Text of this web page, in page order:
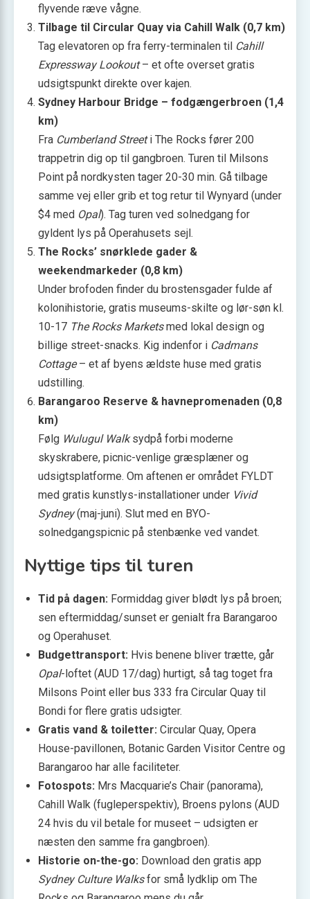
flyvende ræve vågne.
Tilbage til Circular Quay via Cahill Walk (0,7 km)
Tag elevatoren op fra ferry-terminalen til Cahill
Expressway Lookout– et ofte overset gratis
udsigtspunkt direkte over kajen.
Sydney Harbour Bridge – fodgængerbroen (1,4
km)
Fra Cumberland Streeti The Rocks fører 200
trappetrin dig op til gangbroen. Turen til Milsons
Point på nordkysten tager 20-30 min. Gå tilbage
samme vej eller grib et tog retur til Wynyard (under
$4 med Opal). Tag turen ved solnedgang for
gyldent lys på Operahusets sejl.
The Rocks’ snørklede gader &
weekendmarkeder (0,8 km)
Under brofoden finder du brostensgader fulde af
kolonihistorie, gratis museums-skilte og lør-søn kl.
10-17 The Rocks Marketsmed lokal design og
billige street-snacks. Kig indenfor i Cadmans
Cottage– et af byens ældste huse med gratis
udstilling.
Barangaroo Reserve & havnepromenaden (0,8
km)
Følg Wulugul Walksydpå forbi moderne
skyskrabere, picnic-venlige græsplæner og
udsigtsplatforme. Om aftenen er området FYLDT
med gratis kunstlys-installationer under Vivid
Sydney(maj-juni). Slut med en BYO-
solnedgangspicnic på stenbænke ved vandet.
Nyttige tips til turen
Tid på dagen: Formiddag giver blødt lys på broen;
sen eftermiddag/sunset er genialt fra Barangaroo
og Operahuset.
Budgettransport: Hvis benene bliver trætte, går
Opal-loftet (AUD 17/dag) hurtigt, så tag toget fra
Milsons Point eller bus 333 fra Circular Quay til
Bondi for flere gratis udsigter.
Gratis vand & toiletter: Circular Quay, Opera
House-pavillonen, Botanic Garden Visitor Centre og
Barangaroo har alle faciliteter.
Fotospots: Mrs Macquarie’s Chair (panorama),
Cahill Walk (fugleperspektiv), Broens pylons (AUD
24 hvis du vil betale for museet – udsigten er
næsten den samme fra gangbroen).
Historie on-the-go: Download den gratis app
Sydney Culture Walksfor små lydklip om The